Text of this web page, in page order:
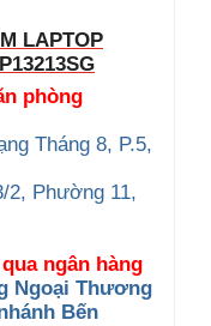
LAPTOP
phòng
Tháng 8, P.5,
2, Phường 11,
ngân hàng
Ngoại Thương
Bến